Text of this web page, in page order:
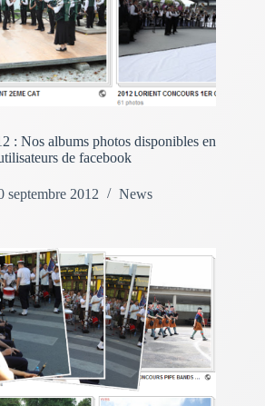
: Nos albums photos disponibles en
de facebook
septembre 2012 News